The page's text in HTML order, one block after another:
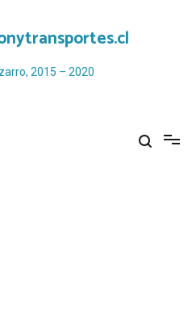
2015 – 2020